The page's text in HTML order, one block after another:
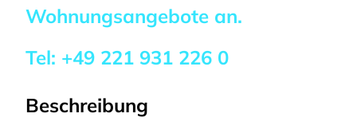
Wohnungsangebote an.
Tel: +49 221 931 226 0
Beschreibung